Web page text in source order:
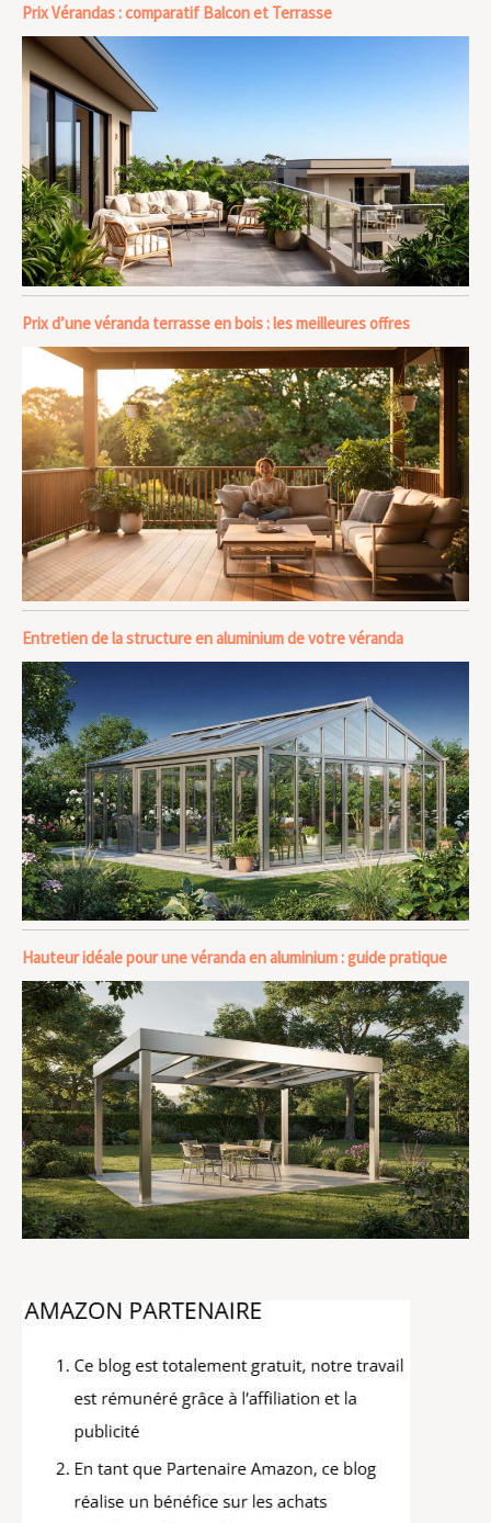
Prix Vérandas : comparatif Balcon et Terrasse
Prix d’une véranda terrasse en bois : les meilleures offres
Entretien de la structure en aluminium de votre véranda
Hauteur idéale pour une véranda en aluminium : guide pratique